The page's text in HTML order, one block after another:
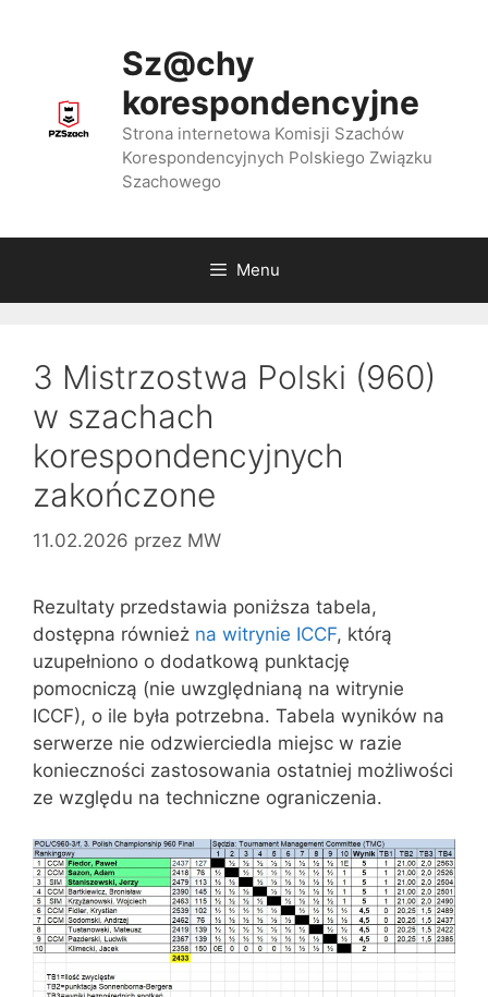
Sz@chy
korespondencyjne
Strona internetowa Komisji Szachów
Korespondencyjnych Polskiego Związku
Szachowego
Menu
3 Mistrzostwa Polski (960)
w szachach
korespondencyjnych
zakończone
11.02.2026 przez MW
Rezultaty przedstawia poniższa tabela,
dostępna również na witrynie ICCF, którą
uzupełniono o dodatkową punktację
pomocniczą (nie uwzględnianą na witrynie
ICCF), o ile była potrzebna. Tabela wyników na
serwerze nie odzwierciedla miejsc w razie
konieczności zastosowania ostatniej możliwości
ze względu na techniczne ograniczenia.